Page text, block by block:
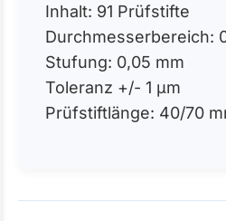
Inhalt: 91 Prüfstifte
Durchmesserbereich:
Stufung: 0,05 mm
Toleranz +/- 1 µm
Prüfstiftlänge: 40/70